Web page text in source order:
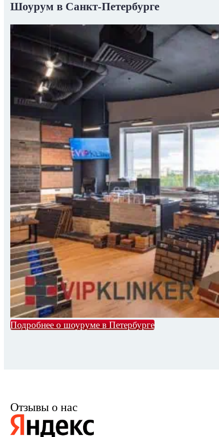
Шоурум в Санкт-Петербурге
Подробнее о шоуруме в Петербурге
Отзывы о нас